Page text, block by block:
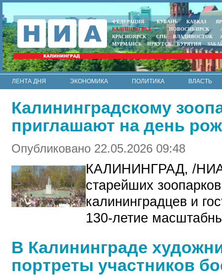
ФЕДЕРАЦИЯ КУБАНЬ КАВКАЗ
КАЛИНИНГРАД
НОВОСИБИРСК
КРАСНОЯРСК
СПБ ВЛАДИВОСТОК
МУРМАНСК
ИРКУТСК БУРЯТИЯ
ЛЕНТА ДНЯ ЭКОНОМИКА ПОЛИТИКА
ВЛАСТЬ
RSS
Калининградскому
приглашают на день
Опубликовано 22.05.2026 09:48
КАЛИНИНГРАД, /
старейших
калининградцев и
130-летие
В Калининграде
портреты участников